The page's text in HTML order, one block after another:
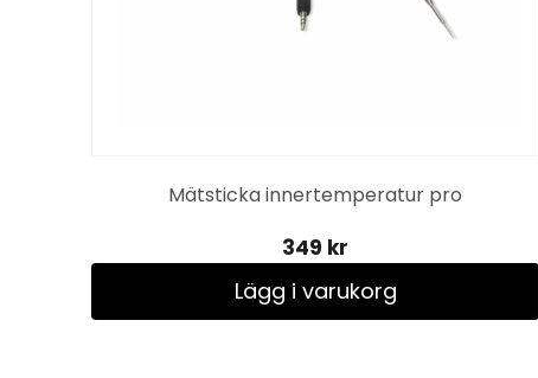
Mätsticka innertemperatur pro
349 kr
Lägg i varukorg